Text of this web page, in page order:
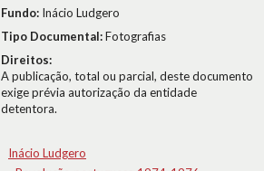
Fundo: Inácio Ludgero
Tipo Documental:Fotografias
Direitos:
A publicação, total ou parcial, deste documento
exige prévia autorização da entidade
detentora.
Inácio Ludgero